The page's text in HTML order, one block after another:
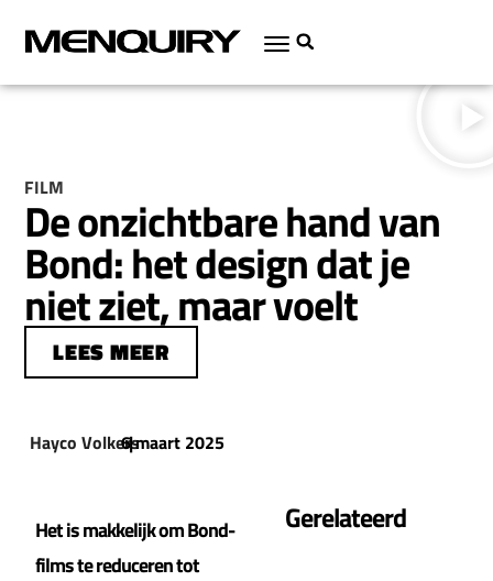
FILM
De onzichtbare hand van
Bond: het design dat je
niet ziet, maar voelt
LEES MEER
Hayco Volkers
|
6 maart 2025
Het is makkelijk om Bond-
films te reduceren tot
Gerelateerd